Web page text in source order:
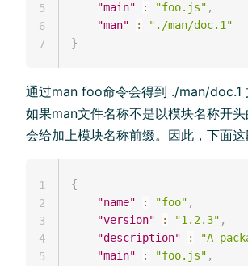
"main"
: "foo.js" ,
"man"
:
"./man/doc.1"
}
5
6
7
通过man foo命令会得到 ./man/doc.1
如果man文件名称不是以模块名称开
会给加上模块名称前缀。因此，下面这
{
"name"
: "foo" ,
"version"
: "1.2.3" ,
"description"
:
"A
"main"
: "foo.js" ,
1
2
3
4
5